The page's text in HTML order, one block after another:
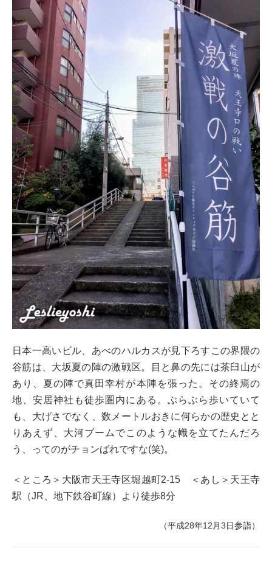
日本一高いビル、あべのハルカスが見下ろすこの界隈の
谷筋は、大坂夏の陣の激戦区。目と鼻の先には茶臼山が
あり、夏の陣で真田幸村が本陣を張った。その終焉の
地、安居神社も徒歩圏内にある。ぶらぶら歩いていて
も、大げさでなく、数メートルおきに何らかの歴史とと
りあえず、大河ブームでこのような幟を立てたんだろ
う、ってのがチョンばれですな(笑)。
＜ところ＞大阪市天王寺区堀越町2-15 ＜あし＞天王寺
駅（JR、地下鉄谷町線）より徒歩8分
（平成28年12月3日参詣）